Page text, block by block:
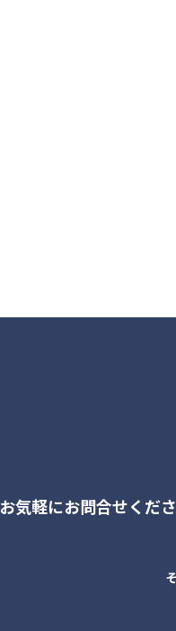
お気軽にお問合せくださ